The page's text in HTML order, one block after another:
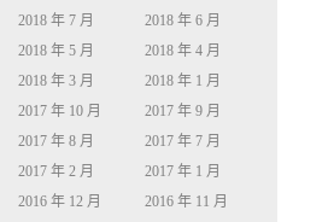
2018 年 7 月
2018 年 6 月
2018 年 5 月
2018 年 4 月
2018 年 3 月
2018 年 1 月
2017 年 10 月
2017 年 9 月
2017 年 8 月
2017 年 7 月
2017 年 2 月
2017 年 1 月
2016 年 12 月
2016 年 11 月